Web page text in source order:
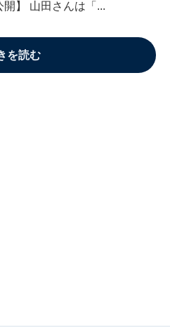
】 山田さんは「...
を読む